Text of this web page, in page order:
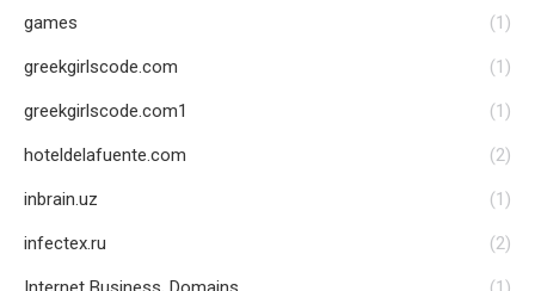
games (1)
greekgirlscode.com (1)
greekgirlscode.com1 (1)
hoteldelafuente.com (2)
inbrain.uz (1)
infectex.ru (2)